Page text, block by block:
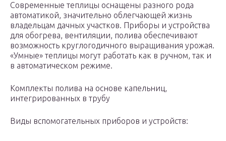
Современные теплицы оснащены разного рода
автоматикой, значительно облегчающей жизнь
владельцам дачных участков. Приборы и устройства
для обогрева, вентиляции, полива обеспечивают
возможность круглогодичного выращивания урожая.
«Умные» теплицы могут работать как в ручном, так и
в автоматическом режиме.
Комплекты полива на основе капельниц,
интегрированных в трубу
Виды вспомогательных приборов и устройств: